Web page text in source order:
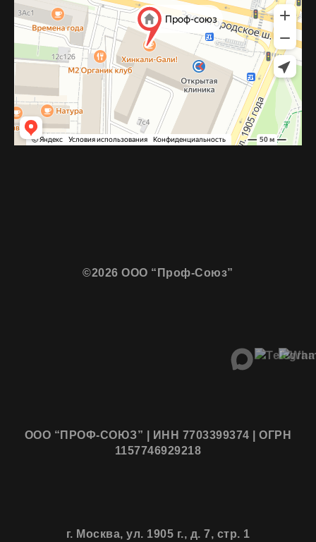
©2026 ООО “Проф-Союз”
ООО “ПРОФ-СОЮЗ” | ИНН 7703399374 | ОГРН
1157746929218
г. Москва, ул. 1905 г., д. 7, стр. 1